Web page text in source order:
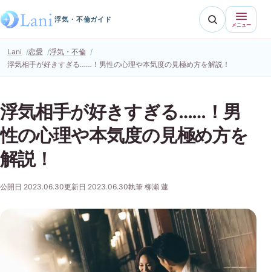
浮気・不倫ガイド
メニュー
Lani 恋愛
浮気・不倫
浮気相手が好きすぎる……！男性の心理や本気度の見極め方を解説！
浮気相手が好きすぎる……！男
性の心理や本気度の見極め方を
解説！
公開日 2023.06.30更新日 2023.06.30執筆 柳瀬 蓮